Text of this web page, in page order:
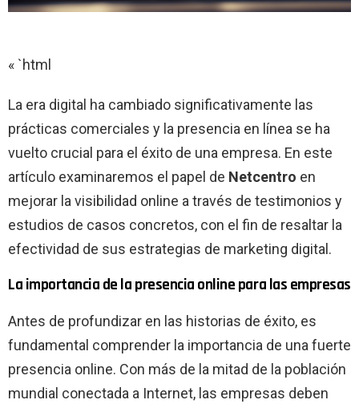
« `html
La era digital ha cambiado significativamente las
prácticas comerciales y la presencia en línea se ha
vuelto crucial para el éxito de una empresa. En este
artículo examinaremos el papel de Netcentro en
mejorar la visibilidad online a través de testimonios y
estudios de casos concretos, con el fin de resaltar la
efectividad de sus estrategias de marketing digital.
La importancia de la presencia online para las empresas
Antes de profundizar en las historias de éxito, es
fundamental comprender la importancia de una fuerte
presencia online. Con más de la mitad de la población
mundial conectada a Internet, las empresas deben